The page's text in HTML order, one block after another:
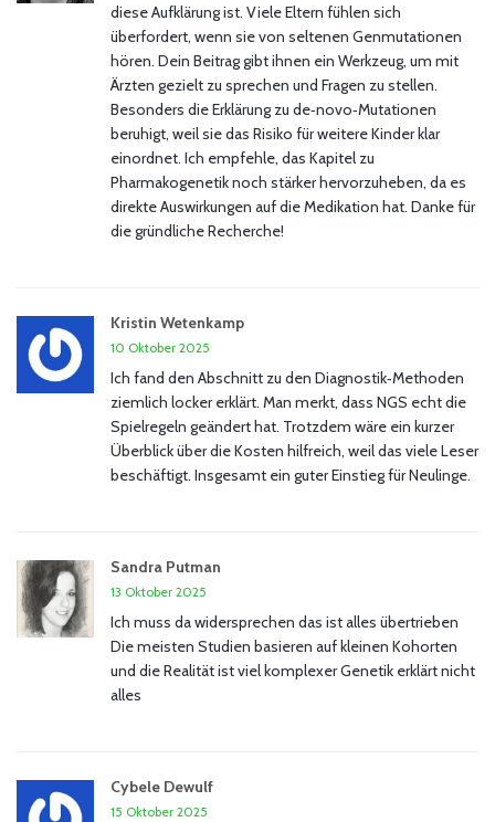
diese Aufklärung ist. Viele Eltern fühlen sich
überfordert, wenn sie von seltenen Genmutationen
hören. Dein Beitrag gibt ihnen ein Werkzeug, um mit
Ärzten gezielt zu sprechen und Fragen zu stellen.
Besonders die Erklärung zu de‑novo‑Mutationen
beruhigt, weil sie das Risiko für weitere Kinder klar
einordnet. Ich empfehle, das Kapitel zu
Pharmakogenetik noch stärker hervorzuheben, da es
direkte Auswirkungen auf die Medikation hat. Danke für
die gründliche Recherche!
Kristin Wetenkamp
10 Oktober 2025
Ich fand den Abschnitt zu den Diagnostik‑Methoden
ziemlich locker erklärt. Man merkt, dass NGS echt die
Spielregeln geändert hat. Trotzdem wäre ein kurzer
Überblick über die Kosten hilfreich, weil das viele Leser
beschäftigt. Insgesamt ein guter Einstieg für Neulinge.
Sandra Putman
13 Oktober 2025
Ich muss da widersprechen das ist alles übertrieben
Die meisten Studien basieren auf kleinen Kohorten
und die Realität ist viel komplexer Genetik erklärt nicht
alles
Cybele Dewulf
15 Oktober 2025